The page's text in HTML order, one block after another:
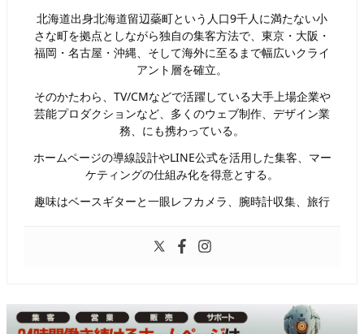
北海道出身北海道留辺蘂町という人口9千人に満たない小
さな町を拠点としながら独自の集客方法で、東京・大阪・
福岡・名古屋・沖縄、そして海外に至るまで幅広いクライ
アント層を確立。
そのかたわら、TV/CMなどで活躍している大手上場企業や
芸能プロダクションなど、多くのウェブ制作、デザイン業
務、にも携わっている。
ホームページの導線設計やLINE公式を活用した集客、マー
ケティングの仕組み化を得意とする。
趣味はベースギターと一眼レフカメラ、腕時計収集、旅行